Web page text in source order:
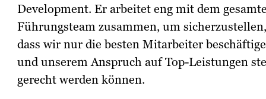
Development. Er arbeitet eng mit dem
Führungsteam zusammen, um sicherzustellen,
dass wir nur die besten Mitarbeiter
und unserem Anspruch auf Top-Leistungen
gerecht werden können.